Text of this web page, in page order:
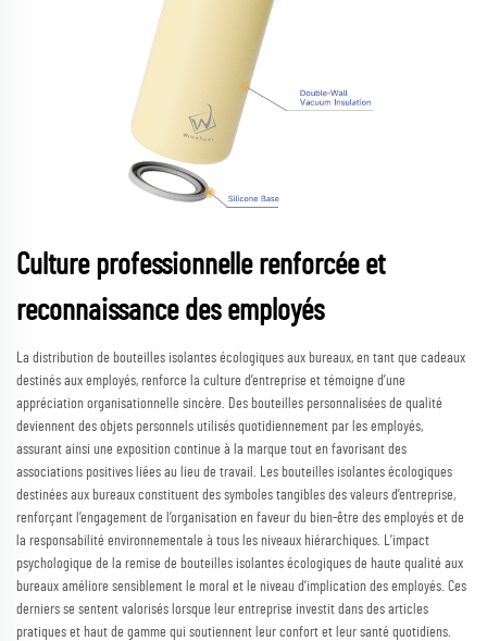
Culture professionnelle renforcée et
reconnaissance des employés
La distribution de bouteilles isolantes écologiques aux bureaux, en tant que cadeaux
destinés aux employés, renforce la culture d’entreprise et témoigne d’une
appréciation organisationnelle sincère. Des bouteilles personnalisées de qualité
deviennent des objets personnels utilisés quotidiennement par les employés,
assurant ainsi une exposition continue à la marque tout en favorisant des
associations positives liées au lieu de travail. Les bouteilles isolantes écologiques
destinées aux bureaux constituent des symboles tangibles des valeurs d’entreprise,
renforçant l’engagement de l’organisation en faveur du bien-être des employés et de
la responsabilité environnementale à tous les niveaux hiérarchiques. L’impact
psychologique de la remise de bouteilles isolantes écologiques de haute qualité aux
bureaux améliore sensiblement le moral et le niveau d’implication des employés. Ces
derniers se sentent valorisés lorsque leur entreprise investit dans des articles
pratiques et haut de gamme qui soutiennent leur confort et leur santé quotidiens.